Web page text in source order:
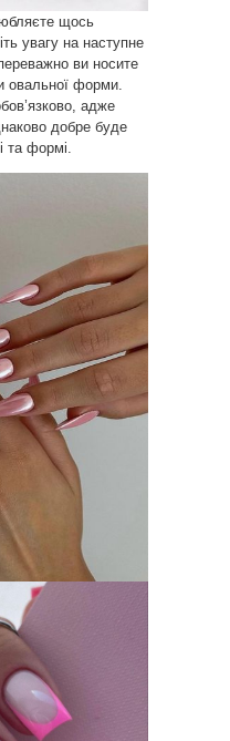
щось
увагу на наступне
ви носите
овальної форми.
адже
добре буде
та формі.